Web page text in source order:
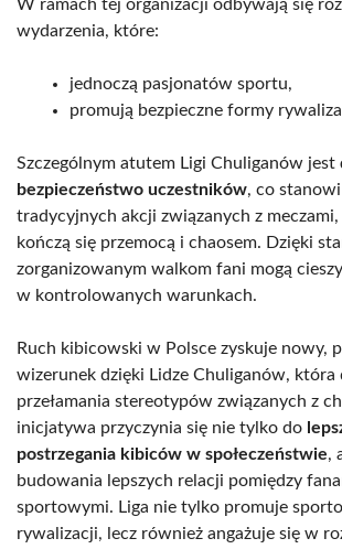
W ramach tej organizacji odbywają się
wydarzenia, które:
jednoczą pasjonatów sportu,
promują bezpieczne formy
Szczególnym atutem Ligi Chuliganów jest
bezpieczeństwo uczestników, co
tradycyjnych akcji związanych z
kończą się przemocą i chaosem. Dzięki
zorganizowanym walkom fani mogą
w kontrolowanych warunkach.
Ruch kibicowski w Polsce zyskuje nowy,
wizerunek dzięki Lidze Chuliganów, która
przełamania stereotypów związanych z
inicjatywa przyczynia się nie tylko do
postrzegania kibiców w społeczeństwie,
budowania lepszych relacji pomiędzy
sportowymi. Liga nie tylko promuje
rywalizacji, lecz również angażuje się w